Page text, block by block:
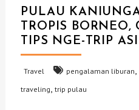
PULAU
TROPIS BORNEO,
TIPS NGE-TRIP
Travel pengalaman liburan,
traveling,trip pulau